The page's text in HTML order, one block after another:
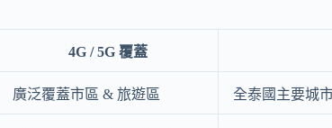
4G / 5G 覆蓋
廣泛覆蓋市區 & 旅遊區 全泰國主要城